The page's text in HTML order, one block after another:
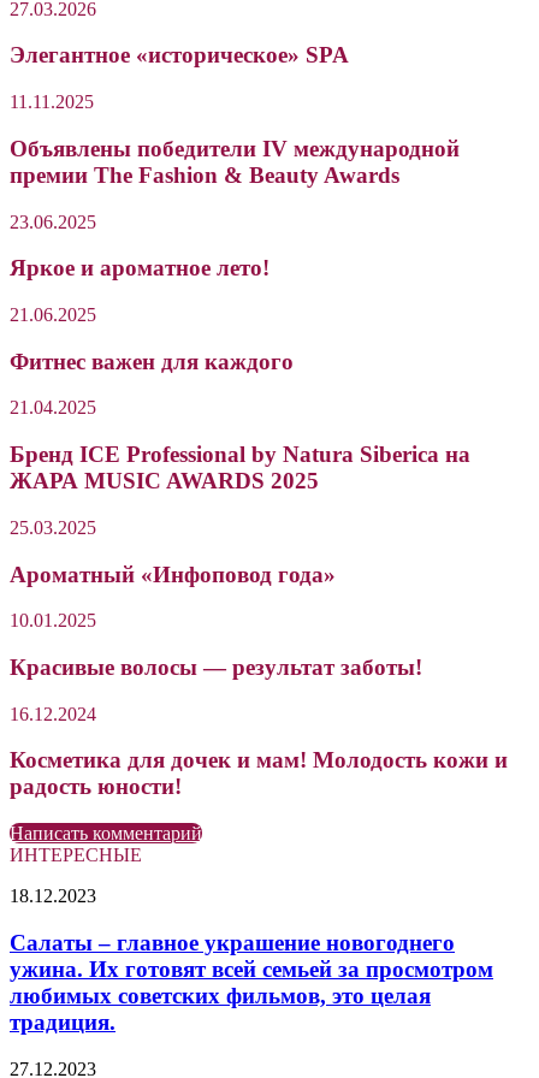
27.03.2026
Элегантное «историческое» SPA
11.11.2025
Объявлены победители IV международной
премии The Fashion & Beauty Awards
23.06.2025
Яркое и ароматное лето!
21.06.2025
Фитнес важен для каждого
21.04.2025
Бренд ICE Professional by Natura Siberica на
ЖАРА MUSIC AWARDS 2025
25.03.2025
Ароматный «Инфоповод года»
10.01.2025
Красивые волосы — результат заботы!
16.12.2024
Косметика для дочек и мам! Молодость кожи и
радость юности!
Написать комментарий
ИНТЕРЕСНЫЕ
Салаты
главное
украшение
новогоднего
ужина.
Их
всей
18.12.2023
Салаты – главное украшение новогоднего
ужина. Их готовят всей семьей за просмотром
любимых советских фильмов, это целая
традиция.
Недоспелый
27.12.2023